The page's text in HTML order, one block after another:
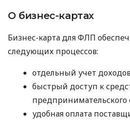
О бизнес-картах
Бизнес-карта для ФЛП
следующих процессов:
отдельный учет
быстрый доступ к
предпринимательского
удобная оплата